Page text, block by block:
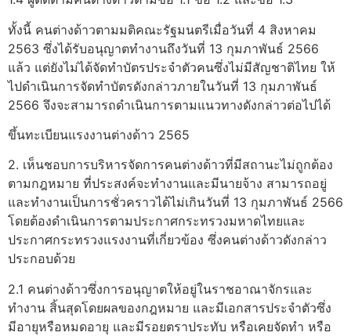
ทั้งนี้ คนต่างด้าวตามมติคณะรัฐมนตรีเมื่อวันที่ 4 สิงหาคม
2563 ซึ่งได้รับอนุญาตทำงานถึงวันที่ 13 กุมภาพันธ์ 2566
แล้ว แต่ยังไม่ได้จัดทำบัตรประจำตัวคนซึ่งไม่มีสัญชาติไทย ให้
ไปดำเนินการจัดทำบัตรดังกล่าวภายในวันที่ 13 กุมภาพันธ์
2566 จึงจะสามารถดำเนินการตามแนวทางดังกล่าวต่อไปได้
ขึ้นทะเบียนแรงงานต่างด้าว 2565
2. เห็นชอบการบริหารจัดการคนต่างด้าวที่มีสถานะไม่ถูกต้อง
ตามกฎหมาย ที่ประสงค์จะทำงานและมีนายจ้าง สามารถอยู่
และทำงานเป็นการชั่วคราวได้ไม่เกินวันที่ 13 กุมภาพันธ์ 2566
โดยต้องดำเนินการตามประกาศกระทรวงมหาดไทยและ
ประกาศกระทรวงแรงงานที่เกี่ยวข้อง ซึ่งคนต่างด้าวดังกล่าว
ประกอบด้วย
2.1 คนต่างด้าวซึ่งการอนุญาตให้อยู่ในราชอาณาจักรและ
ทำงาน สิ้นสุดโดยผลของกฎหมาย และมีเอกสารประจำตัวซึ่ง
มีอายุหรือหมดอายุ และมีรอยตราประทับ หรือเคยจัดทำ หรือ